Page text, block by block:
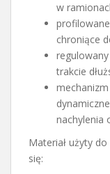
w
chroniące
trakcie
nachylenia
Materiał użyty
się: